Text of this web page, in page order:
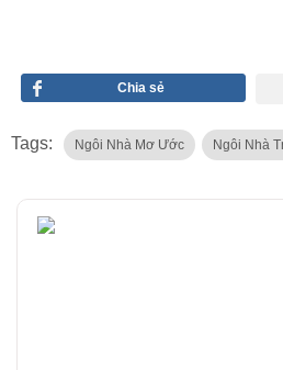
Chia sẻ
Tags: Ngôi Nhà Mơ Ước Ngôi Nhà